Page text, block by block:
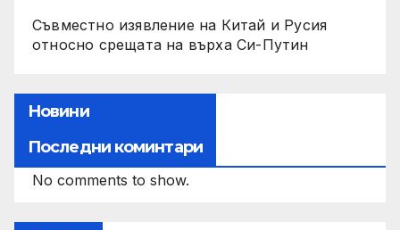
Съвместно изявление на Китай и Русия
относно срещата на върха Си-Путин
Новини
Последни коминтари
No comments to show.